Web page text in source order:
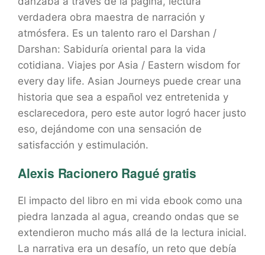
verdadera obra maestra de narración y
atmósfera. Es un talento raro el Darshan /
Darshan: Sabiduría oriental para la vida
cotidiana. Viajes por Asia / Eastern wisdom for
every day life. Asian Journeys puede crear una
historia que sea a español vez entretenida y
esclarecedora, pero este autor logró hacer justo
eso, dejándome con una sensación de
satisfacción y estimulación.
Alexis Racionero Ragué gratis
El impacto del libro en mi vida ebook como una
piedra lanzada al agua, creando ondas que se
extendieron mucho más allá de la lectura inicial.
La narrativa era un desafío, un reto que debía